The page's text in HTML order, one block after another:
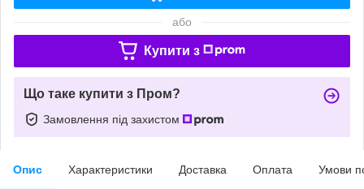
або
Купити з
Що таке купити з Пром?
Замовлення під захистом
Опис Характеристики Доставка Оплата Умови